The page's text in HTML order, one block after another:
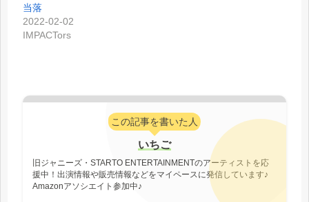
当落
2022-02-02
IMPACTors
この記事を書いた人
いちご
旧ジャニーズ・STARTO ENTERTAINMENTのアーティストを応
援中！出演情報や販売情報などをマイペースに発信しています♪
Amazonアソシエイト参加中♪